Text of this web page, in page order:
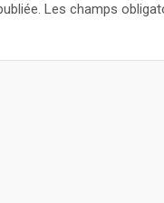
Les champs